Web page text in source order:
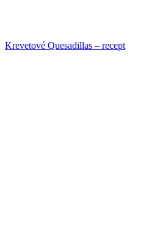
Krevetové Quesadillas – recept